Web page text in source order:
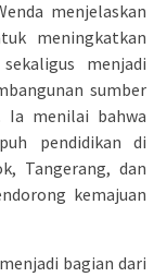
menjelaskan
meningkatkan
menjadi
sumber
Ia menilai bahwa
pendidikan di
Tangerang, dan
kemajuan
bagian dari